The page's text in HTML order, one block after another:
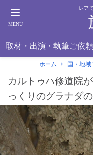
MENU
レア
取材・出演・執筆ご依頼
ホーム 国・地域
カルトゥハ修道院
っくりのグラナダ